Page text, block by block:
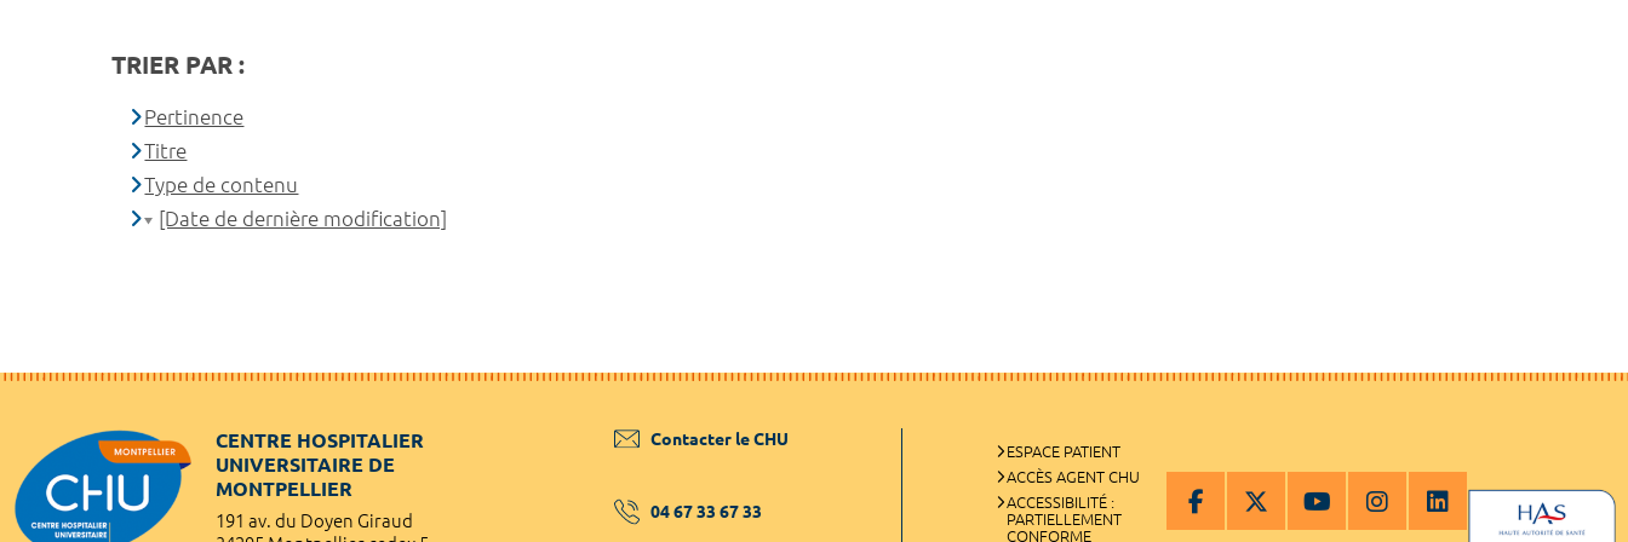
TRIER PAR :
Pertinence
Titre
Type de contenu
[Date de dernière modification]
CENTRE HOSPITALIER
UNIVERSITAIRE DE
MONTPELLIER
191 av. du Doyen Giraud
Contacter le CHU
04 67 33 67 33
ESPACE PATIENT
ACCÈS AGENT CHU
ACCESSIBILITÉ :
PARTIELLEMENT
CONFORME